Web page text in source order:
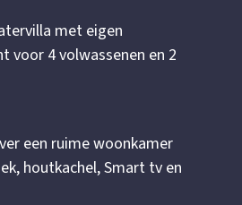
met eigen
voor 4 volwassenen en 2
een ruime woonkamer
houtkachel, Smart tv en